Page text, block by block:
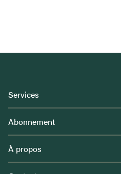
Services
Abonnement
À propos